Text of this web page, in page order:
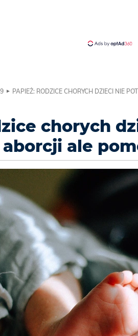
PAPIEŻ: RODZICE CHORYCH DZIECI NIE
chorych
ale